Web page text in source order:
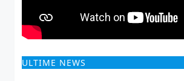
ULTIME NEWS